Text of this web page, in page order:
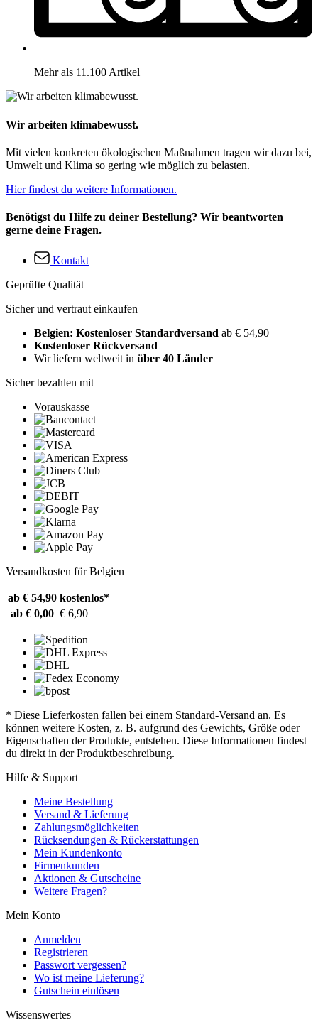
Mehr als 11.100 Artikel
Wir arbeiten klimabewusst.
Mit vielen konkreten ökologischen Maßnahmen tragen wir dazu bei,
Umwelt und Klima so gering wie möglich zu belasten.
Hier findest du weitere Informationen.
Benötigst du Hilfe zu deiner Bestellung? Wir beantworten
gerne deine Fragen.
Kontakt
Geprüfte Qualität
Sicher und vertraut einkaufen
Belgien: Kostenloser Standardversand ab € 54,90
Kostenloser Rückversand
Wir liefern weltweit in über 40 Länder
Sicher bezahlen mit
Vorauskasse
Versandkosten für Belgien
ab € 54,90 kostenlos*
ab € 0,00 € 6,90
* Diese Lieferkosten fallen bei einem Standard-Versand an. Es
können weitere Kosten, z. B. aufgrund des Gewichts, Größe oder
Eigenschaften der Produkte, entstehen. Diese Informationen findest
du direkt in der Produktbeschreibung.
Hilfe & Support
Meine Bestellung
Versand & Lieferung
Zahlungsmöglichkeiten
Rücksendungen & Rückerstattungen
Mein Kundenkonto
Firmenkunden
Aktionen & Gutscheine
Weitere Fragen?
Mein Konto
Anmelden
Registrieren
Passwort vergessen?
Wo ist meine Lieferung?
Gutschein einlösen
Wissenswertes